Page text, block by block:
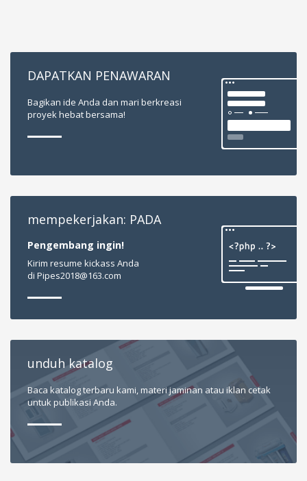
DAPATKAN PENAWARAN
Bagikan ide Anda dan mari berkreasi
proyek hebat bersama!
mempekerjakan: PADA
Pengembang ingin!
Kirim resume kickass Anda
di Pipes2018@163.com
unduh katalog
Baca katalog terbaru kami, materi jaminan atau iklan cetak
untuk publikasi Anda.